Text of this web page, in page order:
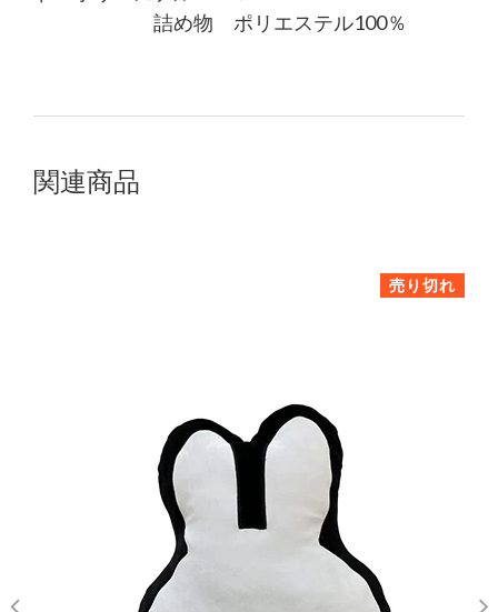
す
詰め物 ポリエステル100％
関連商品
売り切れ